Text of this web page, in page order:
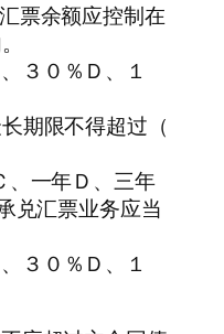
票余额应控制在
３０％Ｄ、１
期限不得超过（
、一年Ｄ、三年
兑汇票业务应当
３０％Ｄ、１